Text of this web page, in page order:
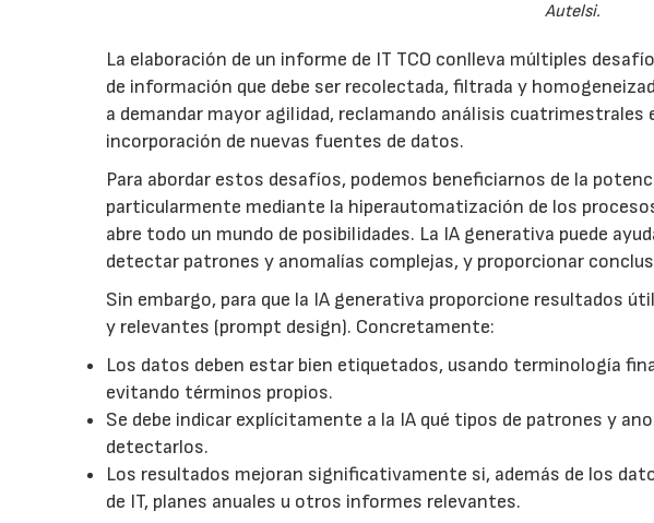
Autelsi.
La elaboración de un informe de IT TCO conlleva múltiples
de información que debe ser recolectada, filtrada y
a demandar mayor agilidad, reclamando análisis cuatrimestrales
incorporación de nuevas fuentes de datos.
Para abordar estos desafíos, podemos beneficiarnos de la
particularmente mediante la hiperautomatización de los
abre todo un mundo de posibilidades. La IA generativa puede
detectar patrones y anomalías complejas, y proporcionar
Sin embargo, para que la IA generativa proporcione resultados
y relevantes (prompt design). Concretamente:
Los datos deben estar bien etiquetados, usando terminología
evitando términos propios.
Se debe indicar explícitamente a la IA qué tipos de patrones y
detectarlos.
Los resultados mejoran significativamente si, además de los
de IT, planes anuales u otros informes relevantes.